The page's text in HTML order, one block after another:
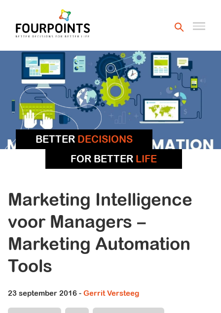
BETTER DECISIONS
FOR BETTER LIFE
Marketing Intelligence
voor Managers –
Marketing Automation
Tools
23 september 2016 - Gerrit Versteeg